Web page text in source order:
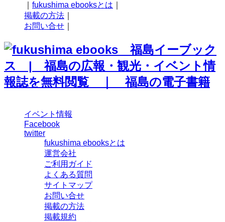
fukushima ebooksとは
掲載の方法
お問い合せ
イベント情報
Facebook
twitter
fukushima ebooksとは
運営会社
ご利用ガイド
よくある質問
サイトマップ
お問い合せ
掲載の方法
掲載規約